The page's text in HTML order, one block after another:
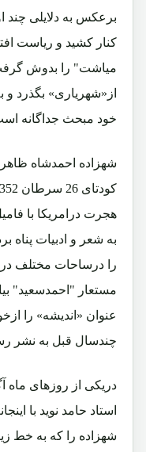
برعکس به دلایلی چند
کنار کشید و ریاست
میاشت" را بدوش
از«شهریاری» بگذرد
خود مبحث جداگانه
شهزاده احمدشاه
هجرت درامریکا با
به شعر و ادبیات
را درساحات مختلف
مستعار "احمدسعید"
عنوان «اندیشه» را
چندسال قبل به نشر
استاد حامد نوید با
شهزاده را که به خط